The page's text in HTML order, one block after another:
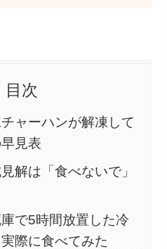
目次
ャーハンが解凍して
見表
解は「食べないで」
庫で5時間放置した冷
際に食べてみた